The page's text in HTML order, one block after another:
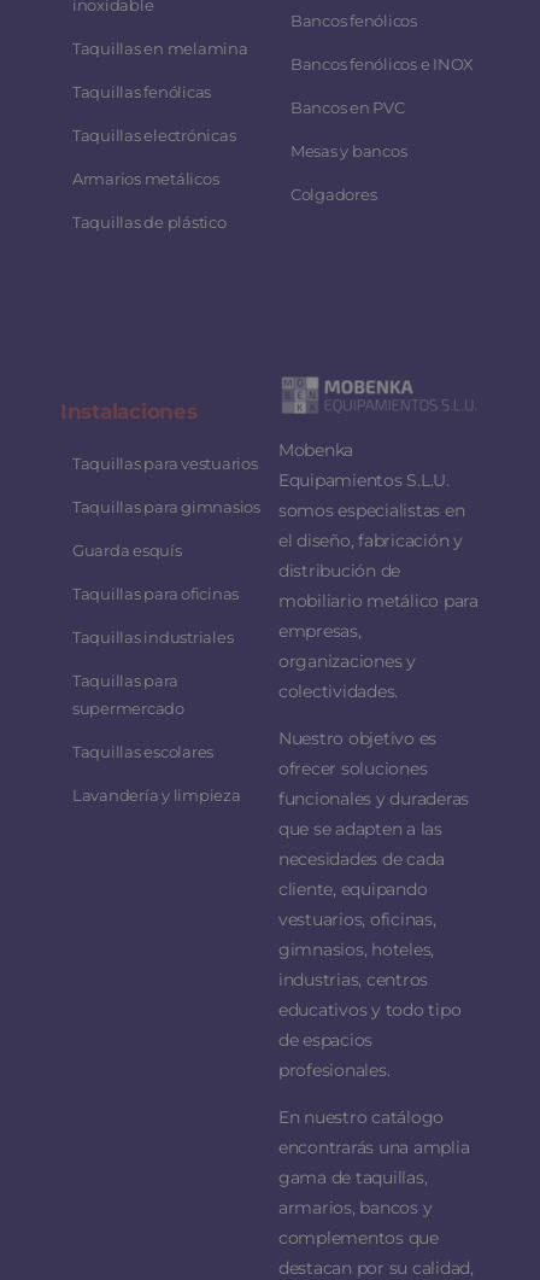
inoxidable
Taquillas en melamina
Taquillas fenólicas
Taquillas electrónicas
Armarios metálicos
Taquillas de plástico
Bancos fenólicos
Bancos fenólicos e INOX
Bancos en PVC
Mesas y bancos
Colgadores
Instalaciones
Taquillas para vestuarios
Taquillas para gimnasios
Guarda esquís
Taquillas para oficinas
Taquillas industriales
Taquillas para
supermercado
Taquillas escolares
Lavandería y limpieza
Mobenka
Equipamientos S.L.U.
somos especialistas en
el diseño, fabricación y
distribución de
mobiliario metálico para
empresas,
organizaciones y
colectividades.
Nuestro objetivo es
ofrecer soluciones
funcionales y duraderas
que se adapten a las
necesidades de cada
cliente, equipando
vestuarios, oficinas,
gimnasios, hoteles,
industrias, centros
educativos y todo tipo
de espacios
profesionales.
En nuestro catálogo
encontrarás una amplia
gama de taquillas,
armarios, bancos y
complementos que
destacan por su calidad,